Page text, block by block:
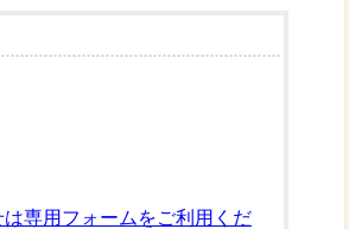
専用フォームをご利用くだ